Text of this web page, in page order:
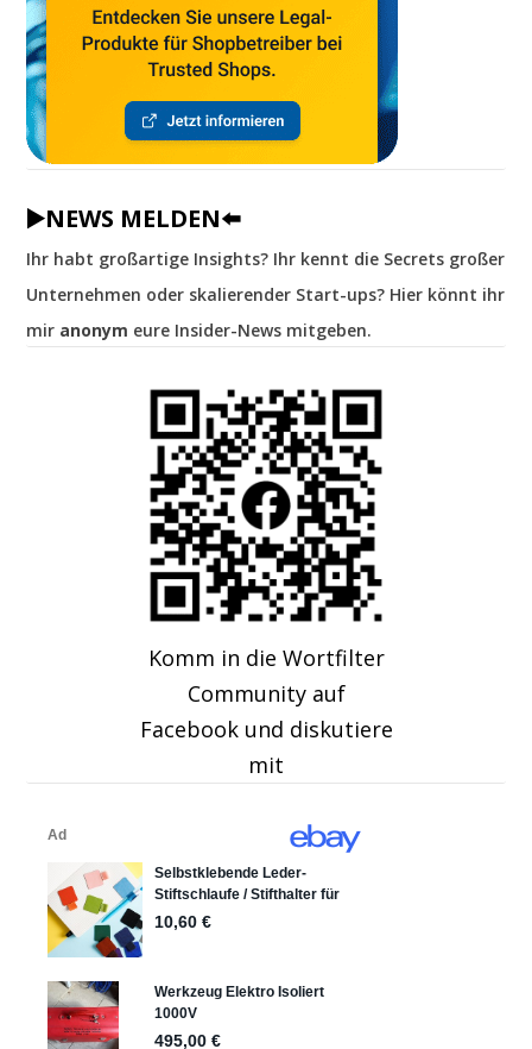
▶️NEWS MELDEN⬅️
Ihr habt großartige Insights? Ihr kennt die Secrets großer
Unternehmen oder skalierender Start-ups? Hier könnt ihr
mir anonym eure Insider-News mitgeben.
Komm in die Wortfilter
Community auf
Facebook und diskutiere
mit